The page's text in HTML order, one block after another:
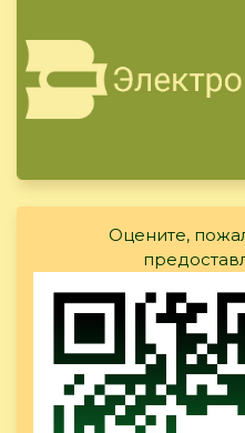
Оцените,